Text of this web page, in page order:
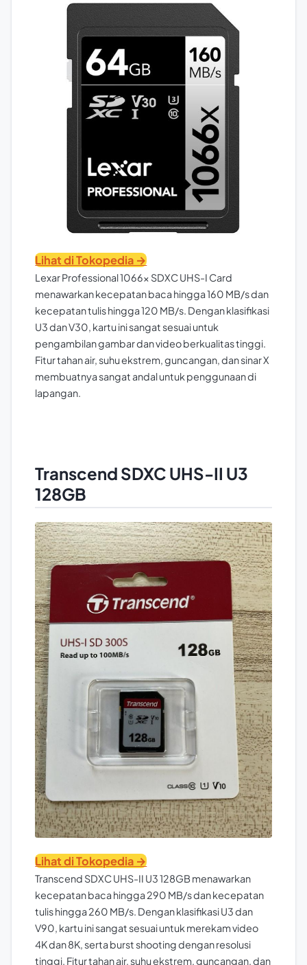
Lihat di Tokopedia →
Lexar Professional 1066x SDXC UHS-I Card
menawarkan kecepatan baca hingga 160 MB/s dan
kecepatan tulis hingga 120 MB/s. Dengan klasifikasi
U3 dan V30, kartu ini sangat sesuai untuk
pengambilan gambar dan video berkualitas tinggi.
Fitur tahan air, suhu ekstrem, guncangan, dan sinar X
membuatnya sangat andal untuk penggunaan di
lapangan.
Transcend SDXC UHS-II U3
128GB
Lihat di Tokopedia →
Transcend SDXC UHS-II U3 128GB menawarkan
kecepatan baca hingga 290 MB/s dan kecepatan
tulis hingga 260 MB/s. Dengan klasifikasi U3 dan
V90, kartu ini sangat sesuai untuk merekam video
4K dan 8K, serta burst shooting dengan resolusi
tinggi. Fitur tahan air, suhu ekstrem, guncangan, dan